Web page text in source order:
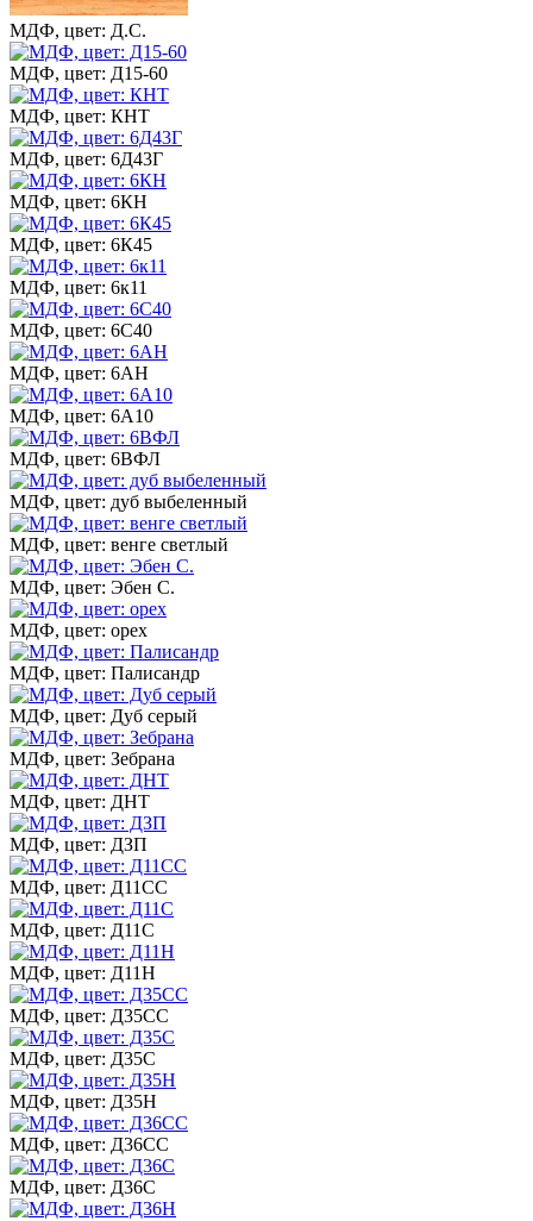
МДФ, цвет: Д.С.
МДФ, цвет: Д15-60
МДФ, цвет: КНТ
МДФ, цвет: 6Д43Г
МДФ, цвет: 6КН
МДФ, цвет: 6К45
МДФ, цвет: 6к11
МДФ, цвет: 6С40
МДФ, цвет: 6АН
МДФ, цвет: 6А10
МДФ, цвет: 6ВФЛ
МДФ, цвет: дуб выбеленный
МДФ, цвет: венге светлый
МДФ, цвет: Эбен С.
МДФ, цвет: орех
МДФ, цвет: Палисандр
МДФ, цвет: Дуб серый
МДФ, цвет: Зебрана
МДФ, цвет: ДНТ
МДФ, цвет: ДЗП
МДФ, цвет: Д11СС
МДФ, цвет: Д11С
МДФ, цвет: Д11Н
МДФ, цвет: Д35СС
МДФ, цвет: Д35С
МДФ, цвет: Д35Н
МДФ, цвет: Д36СС
МДФ, цвет: Д36С